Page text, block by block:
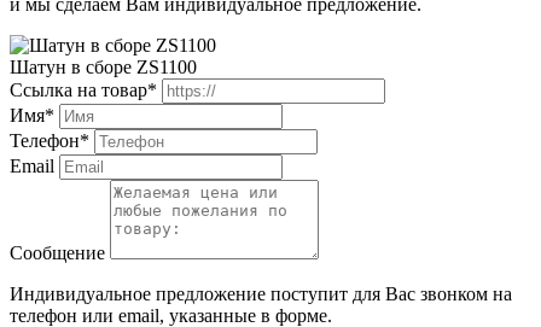
Шатун в сборе ZS1100
Ссылка на товар*
Имя*
Телефон*
Email
Сообщение
Индивидуальное предложение поступит для Вас звонком на
телефон или email, указанные в форме.